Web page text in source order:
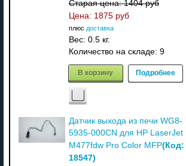
Старая цена:1404 руб
Цена: 1875 руб
плюс доставка
Вес: 0.5 кг.
Количество на складе: 9
В корзину Подробнее
Датчик выхода из печи WG8-
5935-000CN для HP LaserJet
M477fdw Pro Color MFP(Код:
18547)